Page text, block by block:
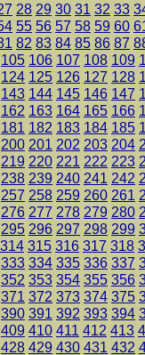
28 29 30 31 32 33
55 56 57 58 59 60
82 83 84 85 86 87
105 106 107 108 109
124 125 126 127 128
143 144 145 146 147
162 163 164 165 166
181 182 183 184 185
200 201 202 203 204
219 220 221 222 223
238 239 240 241 242
257 258 259 260 261
276 277 278 279 280
295 296 297 298 299
314 315 316 317 318
333 334 335 336 337
352 353 354 355 356
371 372 373 374 375
390 391 392 393 394
409 410 411 412 413
428 429 430 431 432